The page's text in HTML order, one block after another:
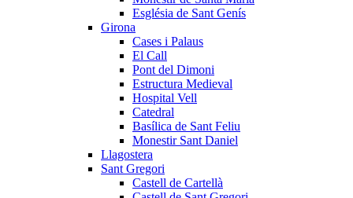
Església de Sant Genís
Girona
Cases i Palaus
El Call
Pont del Dimoni
Estructura Medieval
Hospital Vell
Catedral
Basílica de Sant Feliu
Monestir Sant Daniel
Llagostera
Sant Gregori
Castell de Cartellà